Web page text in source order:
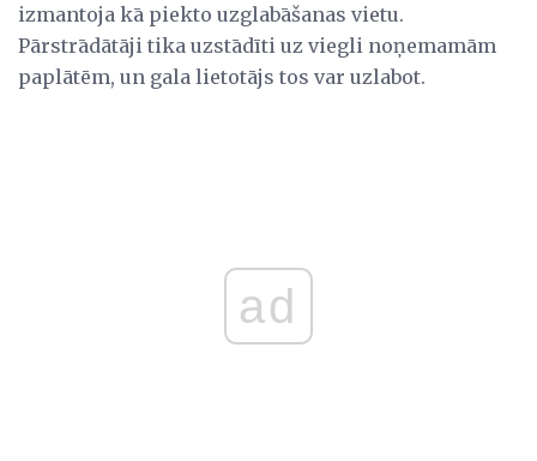
izmantoja kā piekto uzglabāšanas vietu.
Pārstrādātāji tika uzstādīti uz viegli noņemamām
paplātēm, un gala lietotājs tos var uzlabot.
ad